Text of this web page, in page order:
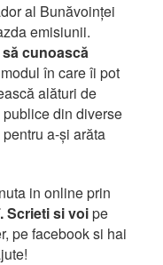
al Bunăvoinței
emisiunii.
cunoască
în care îi pot
alături de
din diverse
a-și arăta
in online prin
Scrieti si voipe
pe facebook si hai